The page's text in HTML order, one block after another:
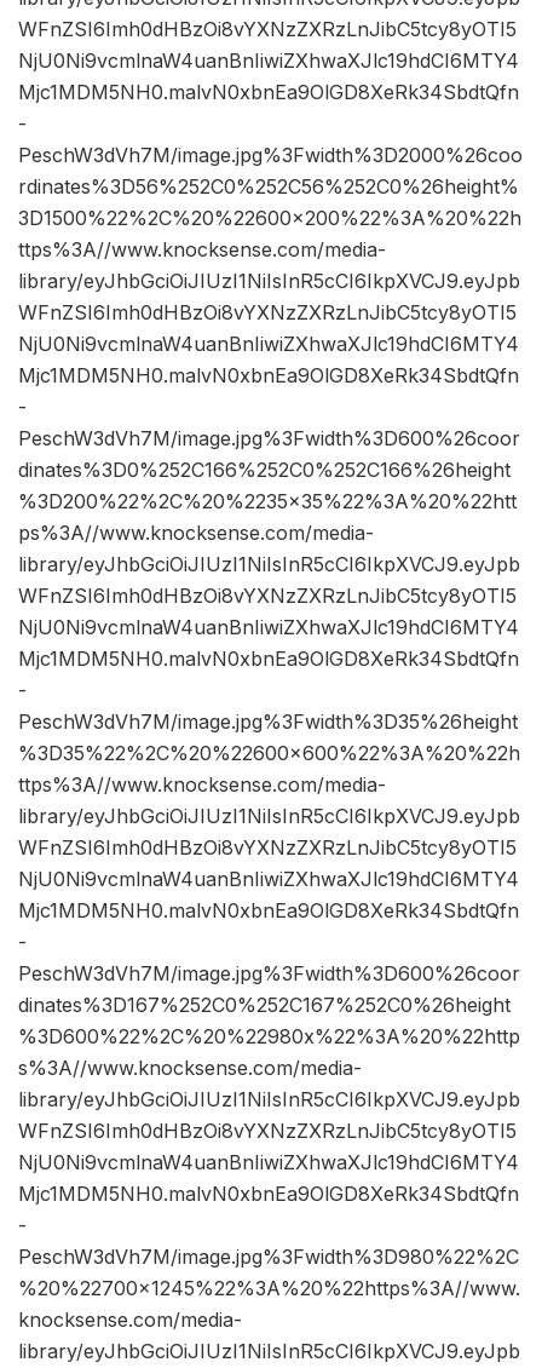
WFnZSI6Imh0dHBzOi8vYXNzZXRzLnJibC5tcy8yOTI5
NjU0Ni9vcmlnaW4uanBnIiwiZXhwaXJlc19hdCI6MTY4
Mjc1MDM5NH0.malvN0xbnEa9OlGD8XeRk34SbdtQfn
-
PeschW3dVh7M/image.jpg%3Fwidth%3D2000%26coo
rdinates%3D56%252C0%252C56%252C0%26height%
3D1500%22%2C%20%22600×200%22%3A%20%22h
ttps%3A//www.knocksense.com/media-
library/eyJhbGciOiJIUzI1NiIsInR5cCI6IkpXVCJ9.eyJpb
WFnZSI6Imh0dHBzOi8vYXNzZXRzLnJibC5tcy8yOTI5
NjU0Ni9vcmlnaW4uanBnIiwiZXhwaXJlc19hdCI6MTY4
Mjc1MDM5NH0.malvN0xbnEa9OlGD8XeRk34SbdtQfn
-
PeschW3dVh7M/image.jpg%3Fwidth%3D600%26coor
dinates%3D0%252C166%252C0%252C166%26height
%3D200%22%2C%20%2235×35%22%3A%20%22htt
ps%3A//www.knocksense.com/media-
library/eyJhbGciOiJIUzI1NiIsInR5cCI6IkpXVCJ9.eyJpb
WFnZSI6Imh0dHBzOi8vYXNzZXRzLnJibC5tcy8yOTI5
NjU0Ni9vcmlnaW4uanBnIiwiZXhwaXJlc19hdCI6MTY4
Mjc1MDM5NH0.malvN0xbnEa9OlGD8XeRk34SbdtQfn
-
PeschW3dVh7M/image.jpg%3Fwidth%3D35%26height
%3D35%22%2C%20%22600×600%22%3A%20%22h
ttps%3A//www.knocksense.com/media-
library/eyJhbGciOiJIUzI1NiIsInR5cCI6IkpXVCJ9.eyJpb
WFnZSI6Imh0dHBzOi8vYXNzZXRzLnJibC5tcy8yOTI5
NjU0Ni9vcmlnaW4uanBnIiwiZXhwaXJlc19hdCI6MTY4
Mjc1MDM5NH0.malvN0xbnEa9OlGD8XeRk34SbdtQfn
-
PeschW3dVh7M/image.jpg%3Fwidth%3D600%26coor
dinates%3D167%252C0%252C167%252C0%26height
%3D600%22%2C%20%22980x%22%3A%20%22http
s%3A//www.knocksense.com/media-
library/eyJhbGciOiJIUzI1NiIsInR5cCI6IkpXVCJ9.eyJpb
WFnZSI6Imh0dHBzOi8vYXNzZXRzLnJibC5tcy8yOTI5
NjU0Ni9vcmlnaW4uanBnIiwiZXhwaXJlc19hdCI6MTY4
Mjc1MDM5NH0.malvN0xbnEa9OlGD8XeRk34SbdtQfn
-
PeschW3dVh7M/image.jpg%3Fwidth%3D980%22%2C
%20%22700×1245%22%3A%20%22https%3A//www.
knocksense.com/media-
library/eyJhbGciOiJIUzI1NiIsInR5cCI6IkpXVCJ9.eyJpb